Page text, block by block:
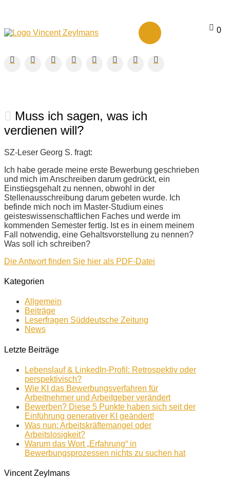
0
Muss ich sagen, was ich
verdienen will?
SZ-Leser Georg S. fragt:
Ich habe gerade meine erste Bewerbung geschrieben
und mich im Anschreiben darum gedrückt, ein
Einstiegsgehalt zu nennen, obwohl in der
Stellenausschreibung darum gebeten wurde. Ich
befinde mich noch im Master-Studium eines
geisteswissenschaftlichen Faches und werde im
kommenden Semester fertig. Ist es in einem meinem
Fall notwendig, eine Gehaltsvorstellung zu nennen?
Was soll ich schreiben?
Die Antwort finden Sie hier als PDF-Datei
Kategorien
Allgemein
Beiträge
Leserfragen Süddeutsche Zeitung
News
Letzte Beiträge
Lebenslauf & LinkedIn-Profil: Retrospektiv oder
perspektivisch?
Wie KI das Bewerbungsverfahren für
Arbeitnehmer und Arbeitgeber verändert
Bewerben? Diese 5 Punkte haben sich seit der
Einführung generativer KI geändert!
Was nun: Arbeitskräftemangel oder
Arbeitslosigkeit?
Warum das Wort „Erfahrung“ in
Bewerbungsprozessen nichts zu suchen hat
Vincent Zeylmans